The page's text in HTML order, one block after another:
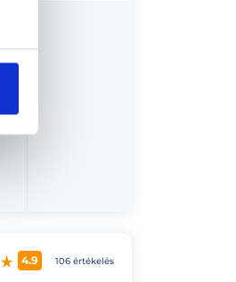
4.9 106 értékelés